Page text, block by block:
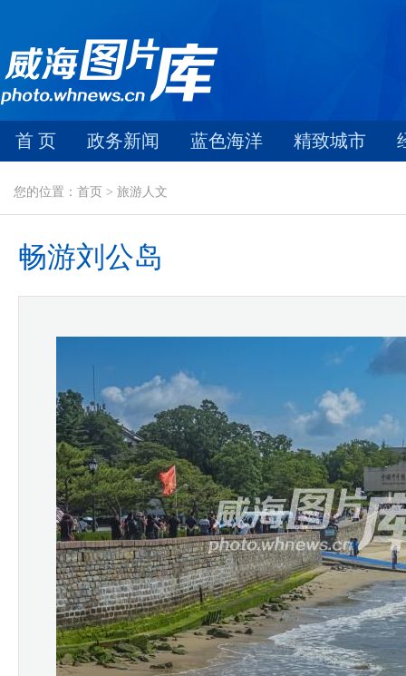
首 页 政务新闻 蓝色海洋 精致城市
您的位置：首页 > 旅游人文
畅游刘公岛